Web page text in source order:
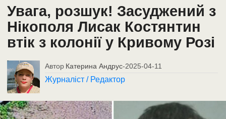
Увага, розшук! Засуджений з
Нікополя Лисак Костянтин
втік з колонії у Кривому Розі
Автор Катерина Андрус-2025-04-11
Журналіст / Редактор